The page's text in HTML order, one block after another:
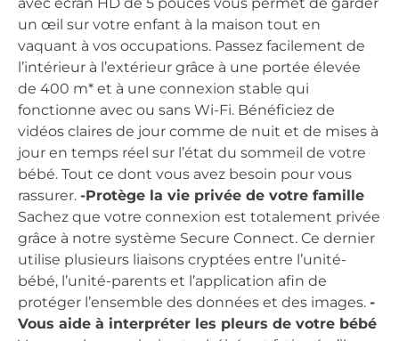
avec écran HD de 5 pouces vous permet de garder
un œil sur votre enfant à la maison tout en
vaquant à vos occupations. Passez facilement de
l’intérieur à l’extérieur grâce à une portée élevée
de 400 m* et à une connexion stable qui
fonctionne avec ou sans Wi-Fi. Bénéficiez de
vidéos claires de jour comme de nuit et de mises à
jour en temps réel sur l’état du sommeil de votre
bébé. Tout ce dont vous avez besoin pour vous
rassurer. -Protège la vie privée de votre famille
Sachez que votre connexion est totalement privée
grâce à notre système Secure Connect. Ce dernier
utilise plusieurs liaisons cryptées entre l’unité-
bébé, l’unité-parents et l’application afin de
protéger l’ensemble des données et des images. -
Vous aide à interpréter les pleurs de votre bébé